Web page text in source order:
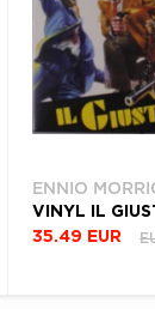
ENNIO
VINYL IL
35.49 EUR